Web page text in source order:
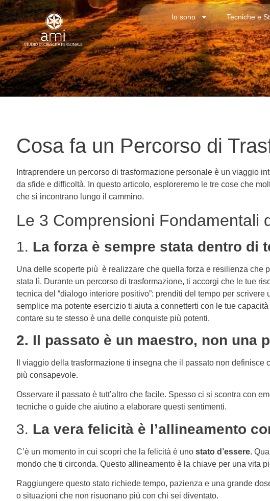
Io sono Tecniche e
Cosa fa un Percorso di
Intraprendere un percorso di trasformazione personale è un viaggio
da sfide e difficoltà. In questo articolo, esploreremo le tre cose che
che si incontrano lungo il cammino.
Le 3 Comprensioni Fondamentali
1. La forza è sempre stata dentro di
Una delle scoperte più è realizzare che quella forza e resilienza che
stata lì. Durante un percorso di trasformazione, ti accorgi che le tue
tecnica del “dialogo interiore positivo”: prenditi del tempo per
semplice ma potente esercizio ti aiuta a connetterti con le tue
contare su te stesso è una delle conquiste più potenti.
2. Il passato è un maestro, non una
Il viaggio della trasformazione ti insegna che il passato non
più consapevole.
Osservare il passato è tutt’altro che facile. Spesso ci si scontra con
tecniche o guide che aiutino a elaborare questi sentimenti.
3. La vera felicità è l’allineamento
C’è un momento in cui scopri che la felicità è uno stato d’essere.
mondo che ti circonda. Questo allineamento è la chiave per una vita
Raggiungere questo stato richiede tempo, pazienza e una grande
o situazioni che non risuonano più con chi sei diventato.